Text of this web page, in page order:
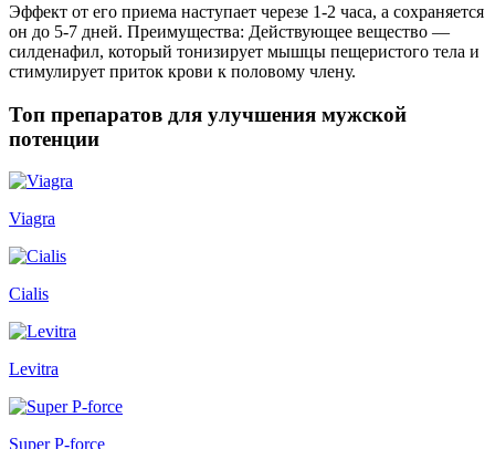
Эффект от его приема наступает черезе 1-2 часа, а сохраняется
он до 5-7 дней. Преимущества: Действующее вещество —
силденафил, который тонизирует мышцы пещеристого тела и
стимулирует приток крови к половому члену.
Топ препаратов для улучшения мужской
потенции
Viagra
Cialis
Levitra
Super P-force